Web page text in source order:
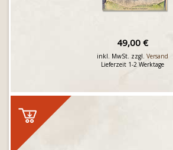
49,00 €
inkl. MwSt. zzgl. Versand
Lieferzeit 1-2 Werktage